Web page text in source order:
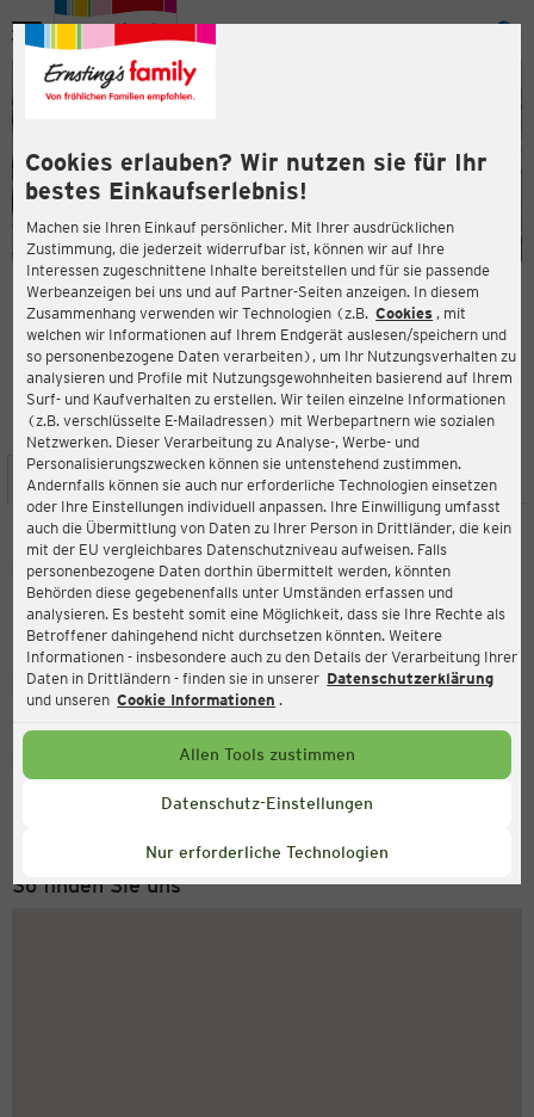
Cookies erlauben? Wir nutzen sie für Ihr
bestes Einkaufserlebnis!
Machen sie Ihren Einkauf persönlicher. Mit Ihrer ausdrücklichen
Zustimmung, die jederzeit widerrufbar ist, können wir auf Ihre
Interessen zugeschnittene Inhalte bereitstellen und für sie passende
Werbeanzeigen bei uns und auf Partner-Seiten anzeigen. In diesem
Zusammenhang verwenden wir Technologien (z.B. Cookies , mit
welchen wir Informationen auf Ihrem Endgerät auslesen/speichern und
so personenbezogene Daten verarbeiten), um Ihr Nutzungsverhalten zu
analysieren und Profile mit Nutzungsgewohnheiten basierend auf Ihrem
Surf- und Kaufverhalten zu erstellen. Wir teilen einzelne Informationen
(z.B. verschlüsselte E-Mailadressen) mit Werbepartnern wie sozialen
Netzwerken. Dieser Verarbeitung zu Analyse-, Werbe- und
Personalisierungszwecken können sie untenstehend zustimmen.
Andernfalls können sie auch nur erforderliche Technologien einsetzen
oder Ihre Einstellungen individuell anpassen. Ihre Einwilligung umfasst
auch die Übermittlung von Daten zu Ihrer Person in Drittländer, die kein
mit der EU vergleichbares Datenschutzniveau aufweisen. Falls
personenbezogene Daten dorthin übermittelt werden, könnten
Behörden diese gegebenenfalls unter Umständen erfassen und
analysieren. Es besteht somit eine Möglichkeit, dass sie Ihre Rechte als
Betroffener dahingehend nicht durchsetzen könnten. Weitere
Informationen - insbesondere auch zu den Details der Verarbeitung Ihrer
Daten in Drittländern - finden sie in unserer Datenschutzerklärung
und unseren Cookie Informationen .
Allen Tools zustimmen
Datenschutz-Einstellungen
Nur erforderliche Technologien
Menü
ERNSTING'S FAMILY FILIALE
Ernst-Zindel-Str. 3
06847 Dessau-Roßlau
4,2
Bewertung:
STANDORT SERVICES SORTIMENT AKTIONEN
Ernsting's family
Ernst-Zindel-Str. 3, 06847 Dessau-Roßlau
Aktuell:
Geschlossen
Service Hotline
+43 (0) 1 2675 502
So finden Sie uns